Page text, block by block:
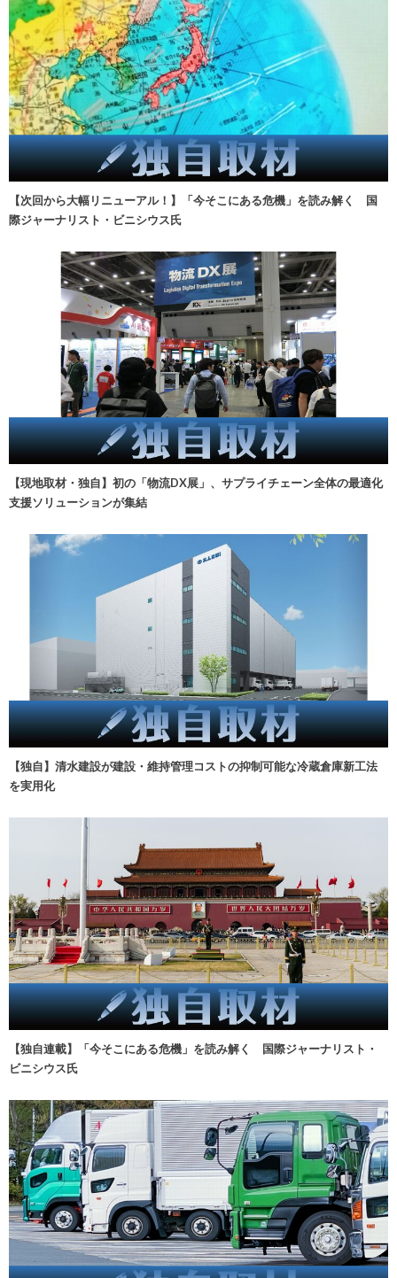
【次回から大幅リニューアル！】「今そこにある危機」を読み解く 国
際ジャーナリスト・ビニシウス氏
【現地取材・独自】初の「物流DX展」、サプライチェーン全体の最適化
支援ソリューションが集結
【独自】清水建設が建設・維持管理コストの抑制可能な冷蔵倉庫新工法
を実用化
【独自連載】「今そこにある危機」を読み解く 国際ジャーナリスト・
ビニシウス氏